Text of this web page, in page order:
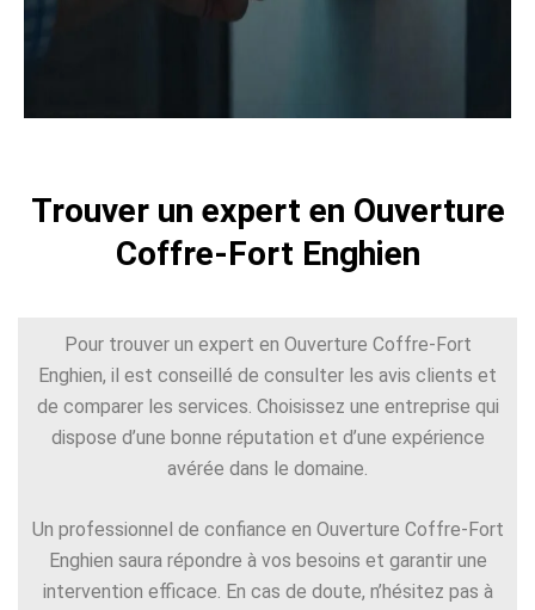
Trouver un expert en Ouverture
Coffre-Fort Enghien
Pour trouver un expert en Ouverture Coffre-Fort
Enghien, il est conseillé de consulter les avis clients et
de comparer les services. Choisissez une entreprise qui
dispose d’une bonne réputation et d’une expérience
avérée dans le domaine.
Un professionnel de confiance en Ouverture Coffre-Fort
Enghien saura répondre à vos besoins et garantir une
intervention efficace. En cas de doute, n’hésitez pas à